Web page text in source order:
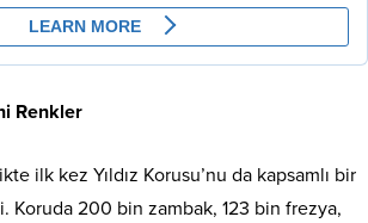
Renkler
ilk kez Yıldız Korusu’nu da kapsamlı bir
Koruda 200 bin zambak, 123 bin frezya,